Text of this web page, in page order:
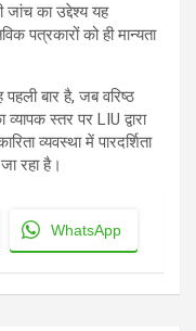
जांच का उद्देश्य यह
पत्रकारों को ही मान्यता
बार है, जब वरिष्ठ
स्तर पर LIU द्वारा
व्यवस्था में पारदर्शिता
रहा है।
WhatsApp